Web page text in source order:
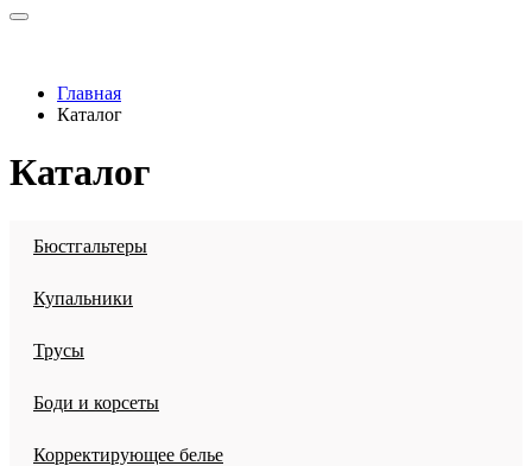
Главная
Каталог
Каталог
Бюстгальтеры
Купальники
Трусы
Боди и корсеты
Корректирующее белье